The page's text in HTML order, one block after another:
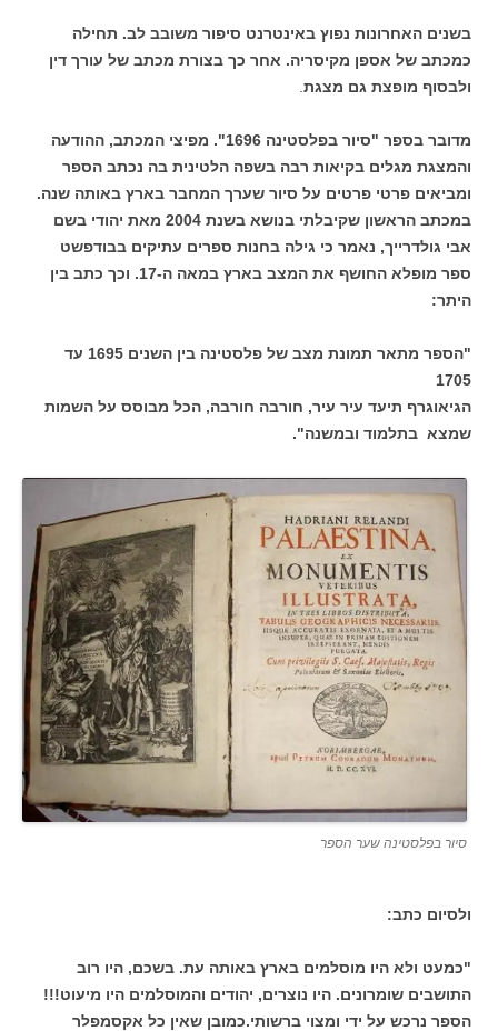
בשנים האחרונות נפוץ באינטרנט סיפור משובב לב. תחילה
כמכתב של אספן מקיסריה. אחר כך בצורת מכתב של עורך דין
ולבסוף מופצת גם מצגת.
מדובר בספר "סיור בפלסטינה 1696". מפיצי המכתב, ההודעה
והמצגת מגלים בקיאות רבה בשפה הלטינית בה נכתב הספר
ומביאים פרטי פרטים על סיור שערך המחבר בארץ באותה שנה.
במכתב הראשון שקיבלתי בנושא בשנת 2004 מאת יהודי בשם
אבי גולדרייך, נאמר כי גילה בחנות ספרים עתיקים בבודפשט
ספר מופלא החושף את המצב בארץ במאה ה-17. וכך כתב בין
היתר:
"הספר מתאר תמונת מצב של פלסטינה בין השנים 1695 עד
1705
הגיאוגרף תיעד עיר עיר, חורבה חורבה, הכל מבוסס על השמות
שמצא בתלמוד ובמשנה".
סיור בפלסטינה שער הספר
ולסיום כתב:
"כמעט ולא היו מוסלמים בארץ באותה עת. בשכם, היו רוב
התושבים שומרונים. היו נוצרים, יהודים והמוסלמים היו מיעוט!!!
הספר נרכש על ידי ומצוי ברשותי.כמובן שאין כל אקסמפלר